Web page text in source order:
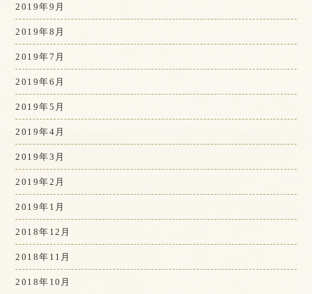
2019年9月
2019年8月
2019年7月
2019年6月
2019年5月
2019年4月
2019年3月
2019年2月
2019年1月
2018年12月
2018年11月
2018年10月